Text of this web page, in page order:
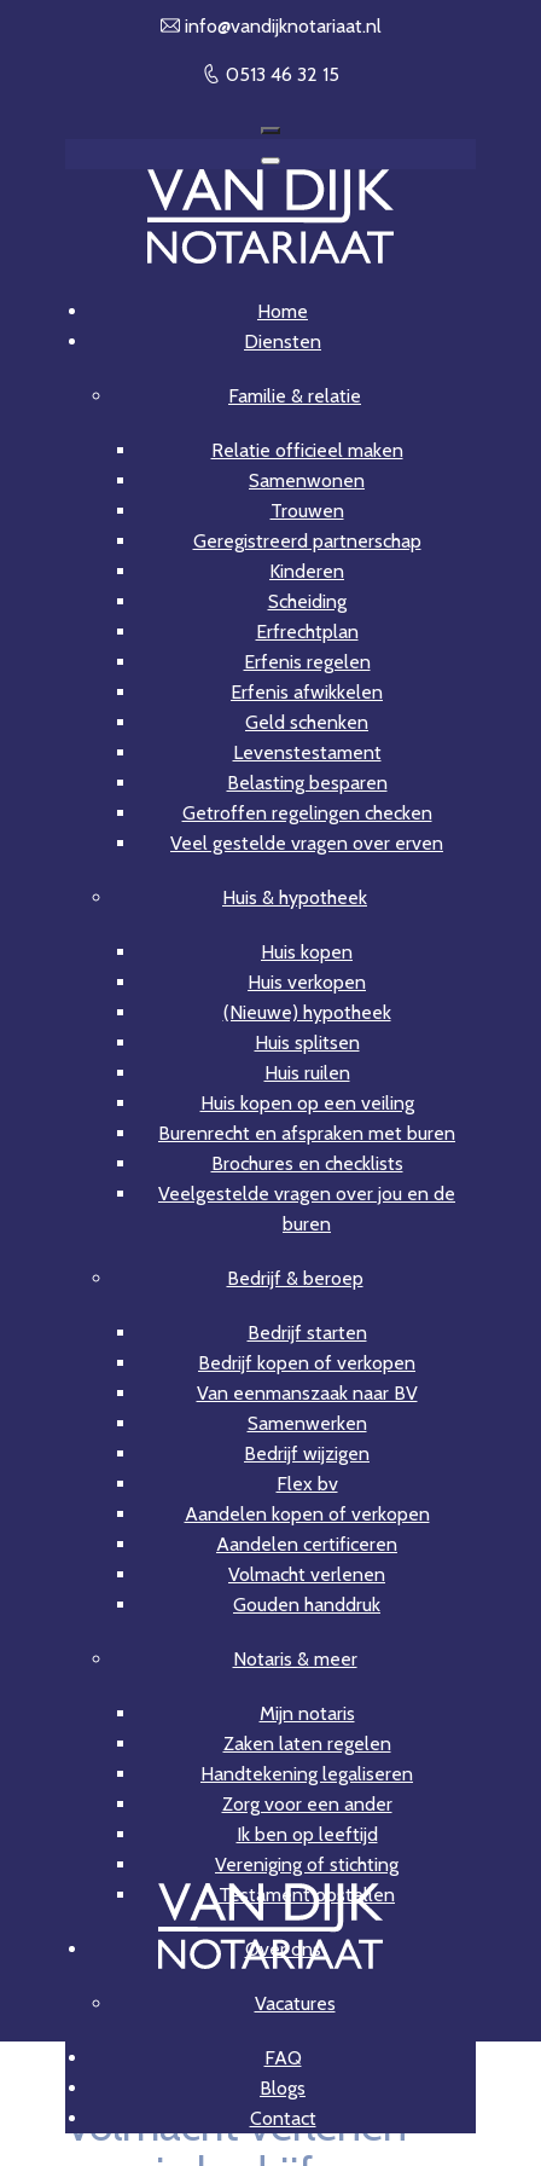
info@van​dijknotariaat.nl
0513 46 32 15
Home
Diensten
Familie & relatie
Relatie officieel maken
Samenwonen
Trouwen
Geregistreerd partnerschap
Kinderen
Scheiding
Erfrechtplan
Erfenis regelen
Erfenis afwikkelen
Geld schenken
Levenstestament
Belasting besparen
Getroffen regelingen checken
Veel gestelde vragen over erven
Huis & hypotheek
Huis kopen
Huis verkopen
(Nieuwe) hypotheek
Huis splitsen
Huis ruilen
Huis kopen op een veiling
Burenrecht en afspraken met buren
Brochures en checklists
Veelgestelde vragen over jou en de
buren
Bedrijf & beroep
Bedrijf starten
Bedrijf kopen of verkopen
Van eenmanszaak naar BV
Samenwerken
Bedrijf wijzigen
Flex bv
Aandelen kopen of verkopen
Aandelen certificeren
Volmacht verlenen
Gouden handdruk
Notaris & meer
Mijn notaris
Zaken laten regelen
Handtekening legaliseren
Zorg voor een ander
Ik ben op leeftijd
Vereniging of stichting
Testament opstellen
Over ons
Vacatures
FAQ
Blogs
Contact
Volmacht verlenen